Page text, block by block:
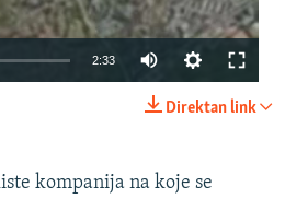
2:33
Direktan link
kompanija na koje se